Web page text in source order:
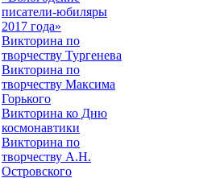
писатели-юбиляры
2017 года»
Викторина по
творчеству Тургенева
Викторина по
творчеству Максима
Горького
Викторина ко Дню
космонавтики
Викторина по
творчеству А.Н.
Островского